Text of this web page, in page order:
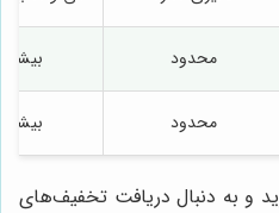
محدود بیشتر
محدود بیشتر
و به دنبال دریافت تخفیف‌های